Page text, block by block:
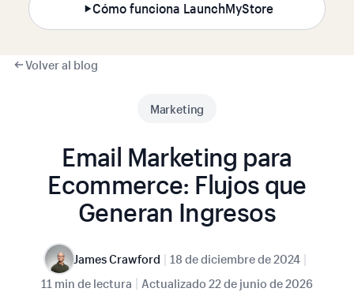
Cómo funciona LaunchMyStore
Volver al blog
Marketing
Email Marketing para
Ecommerce: Flujos que
Generan Ingresos
James Crawford | 18 de diciembre de 2024 |
11 min de lectura | Actualizado 22 de junio de 2026